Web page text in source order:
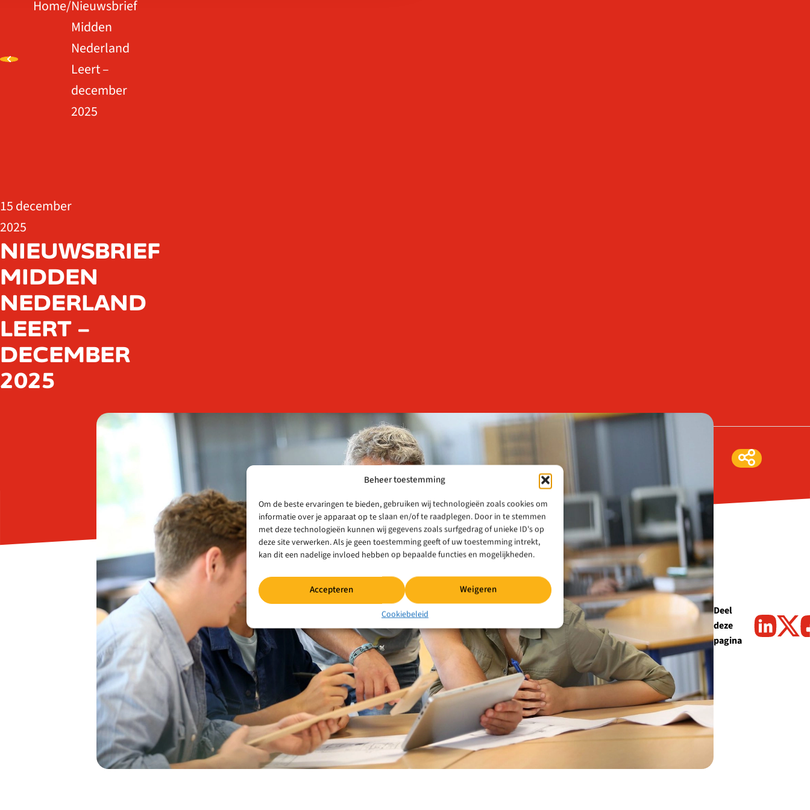
Beheer toestemming
Om de beste ervaringen te bieden, gebruiken wij technologieën zoals cookies om
informatie over je apparaat op te slaan en/of te raadplegen. Door in te stemmen
met deze technologieën kunnen wij gegevens zoals surfgedrag of unieke ID's op
deze site verwerken. Als je geen toestemming geeft of uw toestemming intrekt,
kan dit een nadelige invloed hebben op bepaalde functies en mogelijkheden.
Accepteren Weigeren
Cookiebeleid
Home/Nieuwsbrief
Midden
Nederland
Leert –
december
2025
15 december
2025
NIEUWSBRIEF
MIDDEN
NEDERLAND
LEERT –
DECEMBER
2025
Deel
deze
pagina